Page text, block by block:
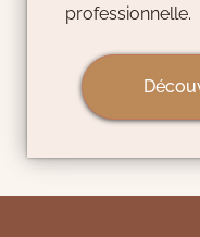
professionnelle.